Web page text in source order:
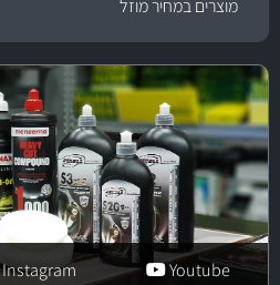
מוצרים במחיר מוזל
Youtube
Instagram